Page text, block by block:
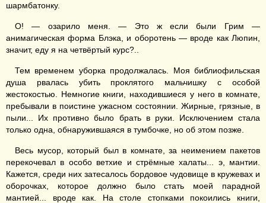
шармбатонку.
О! — озарило меня. — Это ж если были Грим —
анимагическая форма Блэка, и оборотень — вроде как Люпин,
значит, еду я на четвёртый курс?..
Тем временем уборка продолжалась. Моя библиофильская
душа рвалась убить проклятого мальчишку с особой
жестокостью. Немногие книги, находившиеся у него в комнате,
пребывали в поистине ужасном состоянии. Жирные, грязные, в
пыли... Их противно было брать в руки. Исключением стала
только одна, обнаружившаяся в тумбочке, но об этом позже.
Весь мусор, который был в комнате, за неимением пакетов
перекочевал в особо ветхие и стрёмные халаты... э, мантии.
Кажется, среди них затесалось бордовое чудовище в кружевах и
оборочках, которое должно было стать моей парадной
мантией... вроде как. На столе стопками покоились книги,